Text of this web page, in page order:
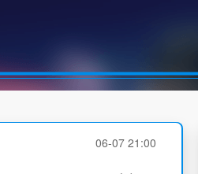
06-07 21:00